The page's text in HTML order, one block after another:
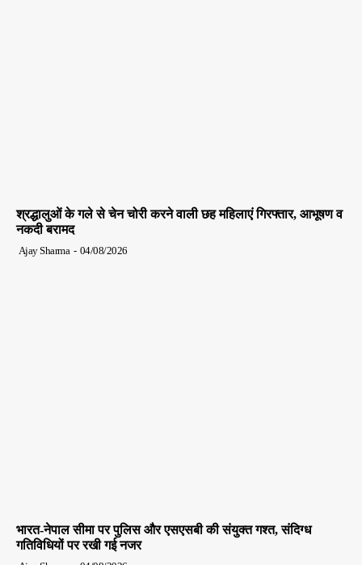
श्रद्धालुओं के गले से चेन चोरी करने वाली छह महिलाएं गिरफ्तार, आभूषण व
नकदी बरामद
Ajay Sharma - 04/08/2026
भारत-नेपाल सीमा पर पुलिस और एसएसबी की संयुक्त गश्त, संदिग्ध
गतिविधियों पर रखी गई नजर